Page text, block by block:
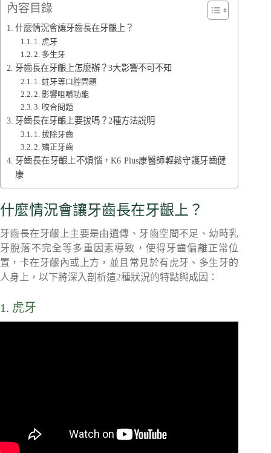
內容目錄
什麼情況會讓牙齒長在牙齦上？
1. 虎牙
2. 多生牙
牙齒長在牙齦上怎麼辦？3大影響不可不知
1. 蛀牙等口腔問題
2. 影響咀嚼功能
3. 咬合問題
牙齒長在牙齦上要拔嗎？2種方法說明
1. 拔除牙齒
2. 矯正牙齒
牙齒長在牙齦上不煩惱，K6 Plus康醫師輕鬆守護牙齒健
康
什麼情況會讓牙齒長在牙齦上？
牙齒長在牙齦上主要是由遺傳、牙齒空間不足、幼時乳
牙脫落不完全等多重因素導致，使得牙齒偏離正常位
置，卡在牙齦內或上方，並且常見於有虎牙、多生牙的
人身上，以下將深入剖析這2種狀況的特點與成因：
1. 虎牙